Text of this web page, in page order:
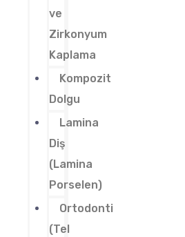
ve
Zirkonyum
Kaplama
Kompozit
Dolgu
Lamina
Diş
(Lamina
Porselen)
Ortodonti
(Tel